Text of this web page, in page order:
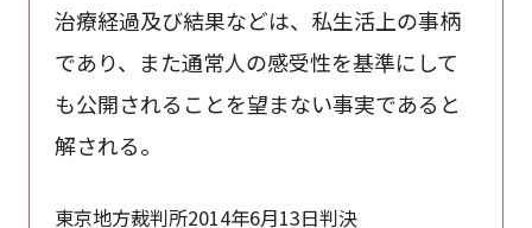
治療経過及び結果などは、私生活上の事柄
であり、また通常人の感受性を基準にして
も公開されることを望まない事実であると
解される。
東京地方裁判所2014年6月13日判決